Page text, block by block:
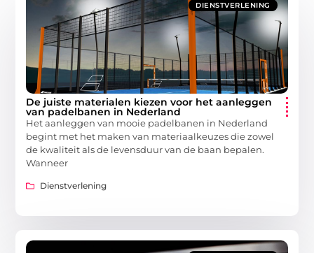
DIENSTVERLENING
De juiste materialen kiezen voor het aanleggen
van padelbanen in Nederland
Het aanleggen van mooie padelbanen in Nederland
begint met het maken van materiaalkeuzes die zowel
de kwaliteit als de levensduur van de baan bepalen.
Wanneer
Dienstverlening